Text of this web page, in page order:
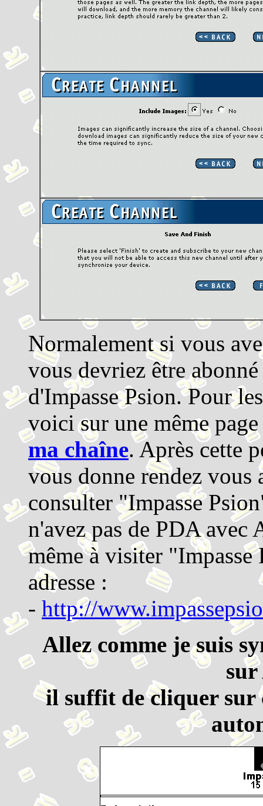
Normalement si vous
vous devriez être
d'Impasse Psion. Pour
voici sur une même
ma chaîne. Après cette
vous donne rendez vous
consulter "Impasse
n'avez pas de PDA
même à visiter
adresse :
- http://
Allez comme je suis
sur
il suffit de cliquer sur